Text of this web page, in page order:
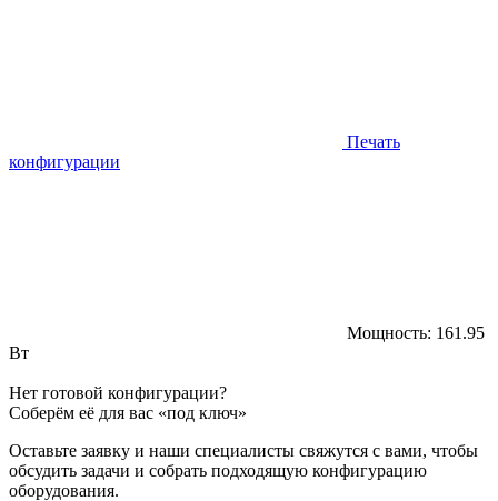
Печать
конфигурации
Мощность: 161.95
Вт
Нет готовой конфигурации?
Соберём её для вас «под ключ»
Оставьте заявку и наши специалисты свяжутся с вами, чтобы
обсудить задачи и собрать подходящую конфигурацию
оборудования.